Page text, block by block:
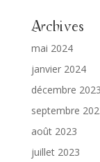
Archives
mai 2024
janvier 2024
décembre 2023
septembre
août 2023
juillet 2023